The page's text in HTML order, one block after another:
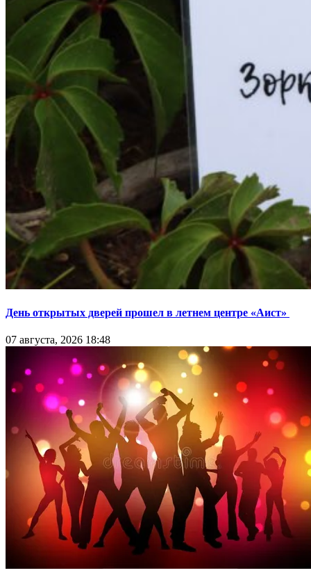
День открытых дверей прошел в летнем центре «Аист»
07 августа, 2026 18:48